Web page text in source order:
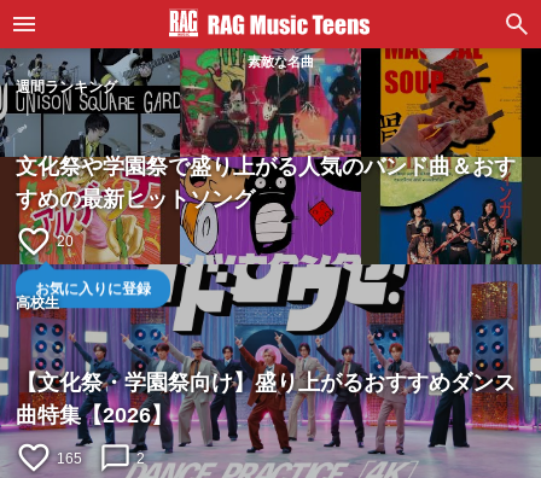
素敵な名曲
週間ランキング
文化祭や学園祭で盛り上がる人気のバンド曲＆おす
すめの最新ヒットソング
favorite_border 20
お気に入りに登録
高校生
【文化祭・学園祭向け】盛り上がるおすすめダンス
曲特集【2026】
favorite_border 165 chat_bubble_outline 2